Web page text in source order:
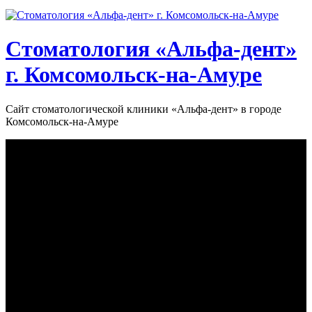
Стоматология «‎Альфа-дент»‎
г. Комсомольск-на-Амуре
Сайт стоматологической клиники «‎Альфа-дент» в городе
Комсомольск-на-Амуре